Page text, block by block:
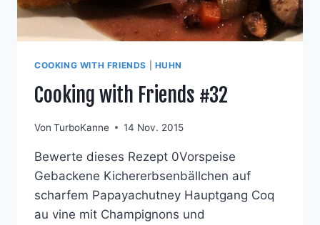
COOKING WITH FRIENDS HUHN
Cooking with Friends #32
Von TurboKanne 14 Nov. 2015
Bewerte dieses Rezept 0Vorspeise
Gebackene Kichererbsenbällchen auf
scharfem Papayachutney Hauptgang Coq
au vine mit Champignons und